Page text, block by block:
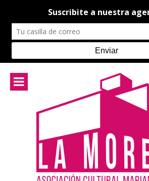
contenido